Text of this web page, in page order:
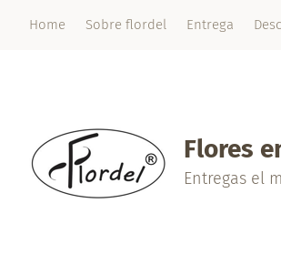
Home Sobre flordel Entrega
Flores
Entregas el